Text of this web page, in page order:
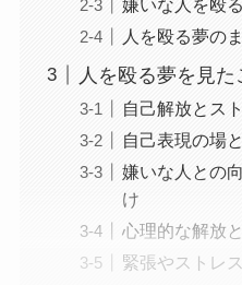
嫌いな人を殴
人を殴る夢の
人を殴る夢を見
自己解放とス
自己表現の場
嫌いな人との
け
心理的な解放
緊張やストレ